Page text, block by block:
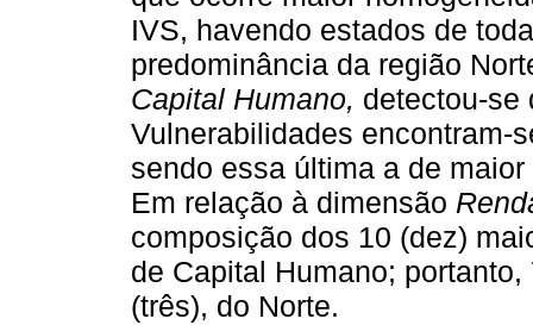
IVS, havendo estados de
predominância da região
Capital Humano, detectou-se
Vulnerabilidades encontram-
sendo essa última a de
Em relação à dimensão
composição dos 10 (dez)
de Capital Humano;
(três), do Norte.